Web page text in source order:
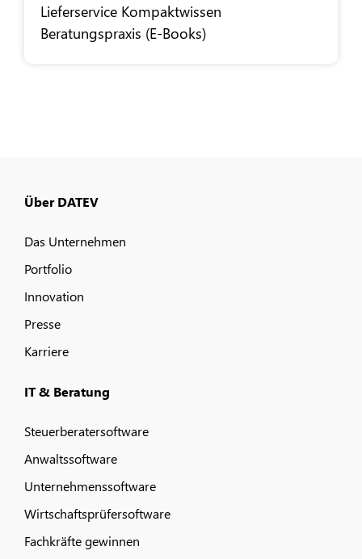
Lieferservice Kompaktwissen
Beratungspraxis (E-Books)
Über DATEV
Das Unternehmen
Portfolio
Innovation
Presse
Karriere
IT & Beratung
Steuerberatersoftware
Anwaltssoftware
Unternehmenssoftware
Wirtschaftsprüfersoftware
Fachkräfte gewinnen